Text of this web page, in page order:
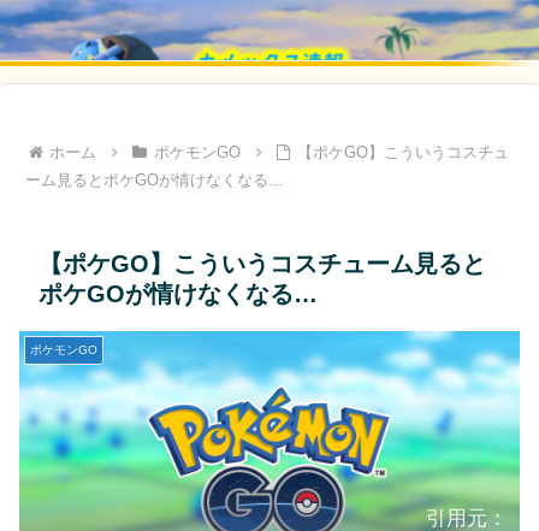
ホーム ポケモンGO
【ポケGO】こういうコスチュ
ーム見るとポケGOが情けなくなる…
【ポケGO】こういうコスチューム見ると
ポケGOが情けなくなる…
ポケモンGO
引用元：